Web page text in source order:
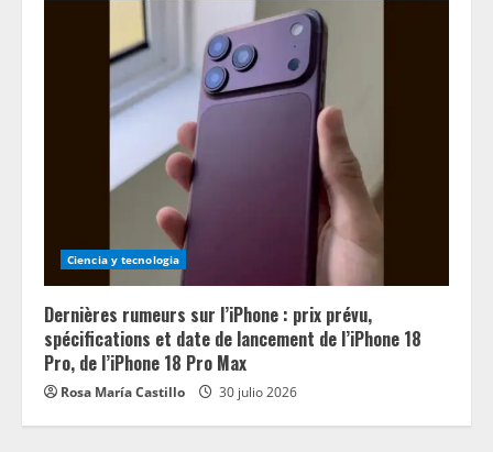
Ciencia y tecnologia
Dernières rumeurs sur l’iPhone : prix prévu,
spécifications et date de lancement de l’iPhone 18
Pro, de l’iPhone 18 Pro Max
Rosa María Castillo 30 julio 2026